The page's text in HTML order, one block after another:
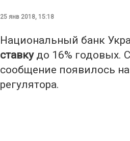
25 янв 2018, 15:18
Национальный банк
ставкудо 16% годовых.
сообщение появилось
регулятора.